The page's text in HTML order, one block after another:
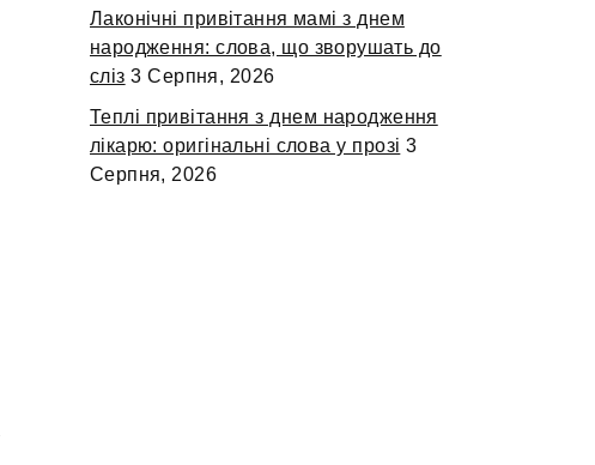
Лаконічні привітання мамі з днем
народження: слова, що зворушать до
сліз 3 Серпня, 2026
Теплі привітання з днем народження
лікарю: оригінальні слова у прозі 3
Серпня, 2026